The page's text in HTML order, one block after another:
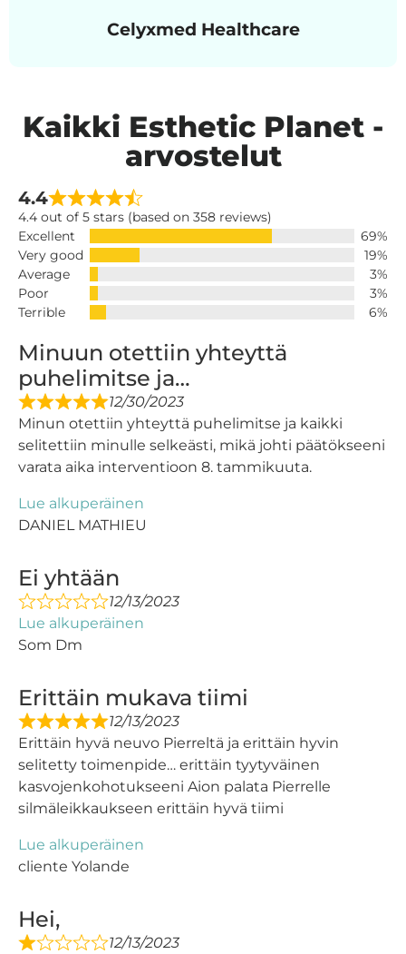
Celyxmed Healthcare
Kaikki Esthetic Planet -
arvostelut
4.4
4.4 out of 5 stars (based on 358 reviews)
Excellent
69%
Very good
19%
Average
3%
Poor
3%
Terrible
6%
Minuun otettiin yhteyttä
puhelimitse ja…
12/30/2023
Minun otettiin yhteyttä puhelimitse ja kaikki
selitettiin minulle selkeästi, mikä johti päätökseeni
varata aika interventioon 8. tammikuuta.
Lue alkuperäinen
DANIEL MATHIEU
Ei yhtään
12/13/2023
Lue alkuperäinen
Som Dm
Erittäin mukava tiimi
12/13/2023
Erittäin hyvä neuvo Pierreltä ja erittäin hyvin
selitetty toimenpide… erittäin tyytyväinen
kasvojenkohotukseeni Aion palata Pierrelle
silmäleikkaukseen erittäin hyvä tiimi
Lue alkuperäinen
cliente Yolande
Hei,
12/13/2023